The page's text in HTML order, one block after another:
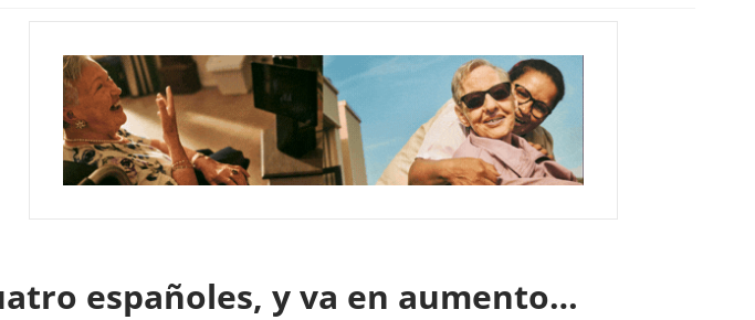
españoles, y va en aumento…